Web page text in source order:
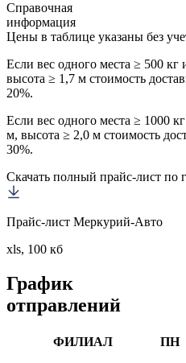
Справочная
информация
Цены в таблице указаны без
Если вес одного места ≥ 500
высота ≥ 1,7 м стоимость
20%.
Если вес одного места ≥ 1000
м, высота ≥ 2,0 м стоимость
30%.
Скачать полный прайс-лист по
Прайс-лист Меркурий-Авто
xls, 100 кб
График
отправлений
ФИЛИАЛ ПН